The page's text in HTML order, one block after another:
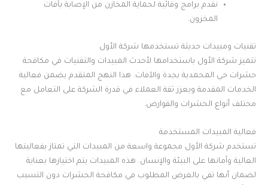
نقدم برامج وقائية لحماية المخازن من الإصابة بآفات
المخزون.
تقنيات ومبيدات حديثة تستخدمها شركة الأول
تتميز شركة الأول باستخدامها لأحدث المبيدات والتقنيات في مكافحة
حشرات حي المحمدية بجدة والآفات. هذا النهج المتقدم يضمن فعالية
الخدمات المقدمة ويعزز ثقة العملاء في قدرة الشركة على التعامل مع
مختلف أنواع الحشرات والقوارض.
فعالية المبيدات المستخدمة
تستخدم شركة الأول مجموعة واسعة من المبيدات التي تمتاز بفعاليتها
العالية وآمانها على البيئة والإنسان. هذه المبيدات يتم اختيارها بعناية
لضمان أنها تفي بالغرض المطلوب في مكافحة الحشرات دون التسبب